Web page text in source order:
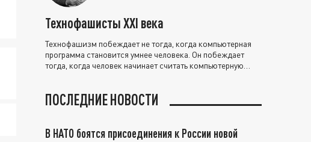
Технофашисты XXI века
Технофашизм побеждает не тогда, когда компьютерная
программа становится умнее человека. Он побеждает
тогда, когда человек начинает считать компьютерную
ПОСЛЕДНИЕ НОВОСТИ
В НАТО боятся присоединения к России новой